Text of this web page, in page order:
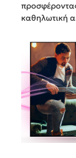
καθηλωτική